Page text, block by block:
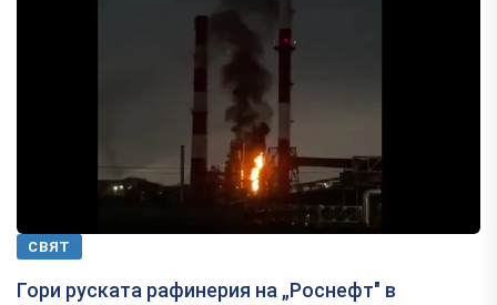
СВЯТ
Гори руската рафинерия на „Роснефт" в